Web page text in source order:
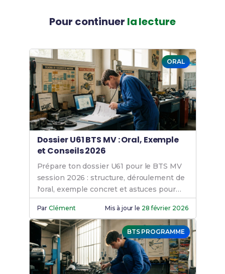
Pour continuer la lecture
ORAL
Dossier U61 BTS MV : Oral, Exemple
et Conseils 2026
Prépare ton dossier U61 pour le BTS MV
session 2026 : structure, déroulement de
l'oral, exemple concret et astuces pour
convaincre le jury. Découvre nos conseils
!ParClément Mis à jour le 28 février 2026
BTS PROGRAMME